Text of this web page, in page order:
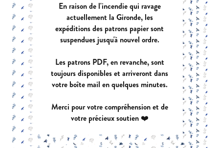
LEGENDE
PDF: 12,90 € | POCHETTE: 17,90 €
En raison de l'incendie qui ravage
actuellement la Gironde, les
expéditions des patrons papier sont
suspendues jusqu'à nouvel ordre.
Les patrons PDF, en revanche, sont
toujours disponibles et arriveront dans
votre boîte mail en quelques minutes.
Merci pour votre compréhension et de
votre précieux soutien ❤️